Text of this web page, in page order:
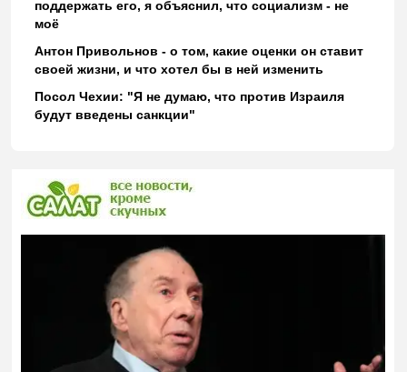
поддержать его, я объяснил, что социализм - не
моё
Антон Привольнов - о том, какие оценки он ставит
своей жизни, и что хотел бы в ней изменить
Посол Чехии: "Я не думаю, что против Израиля
будут введены санкции"